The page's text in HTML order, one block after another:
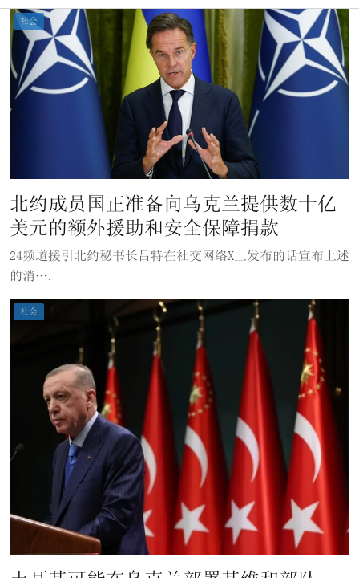
社会
北约成员国正准备向乌克兰提供数十亿
美元的额外援助和安全保障捐款
24频道援引北约秘书长吕特在社交网络X上发布的话宣布上述
的消….
社会